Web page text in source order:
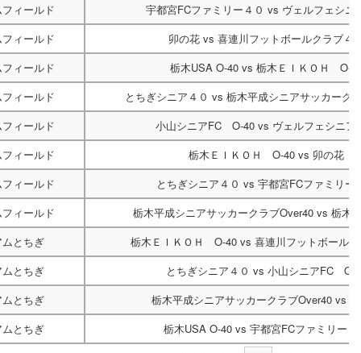
ィールド
宇都宮FCファミリー４０ vs ヴェルフェシニ
ィールド
卯の花vs 喜連川フットボールクラブ４
ィールド
栃木USA O-40vs 栃木ＥＩＫＯＨ O-
ィールド
とちぎシニア４０ vs 栃木平成シニアサッカーク
ィールド
小山シニアFC O-40vs ヴェルフェシニア
ィールド
栃木ＥＩＫＯＨ O-40vs 卯の花
ィールド
とちぎシニア４０ vs 宇都宮FCファミリー
ィールド
栃木平成シニアサッカークラブOver40vs 栃木
とちぎ
栃木ＥＩＫＯＨ O-40 vs 喜連川フットボール
とちぎ
とちぎシニア４０ vs 小山シニアFC O-
とちぎ
栃木平成シニアサッカークラブOver40vs
とちぎ
栃木USA O-40 vs 宇都宮FCファミリー４